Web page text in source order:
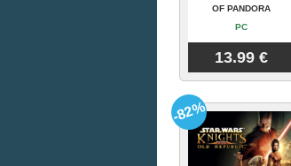
OF PANDORA
PC
13.99 €
-82%